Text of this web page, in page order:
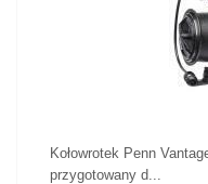
Kołowrotek Penn
przygotowany d...